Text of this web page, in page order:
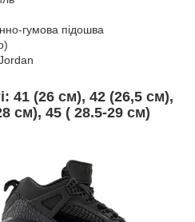
гумова підошва
41 (26 см), 42 (26,5 см),
см), 45 ( 28.5-29 см)